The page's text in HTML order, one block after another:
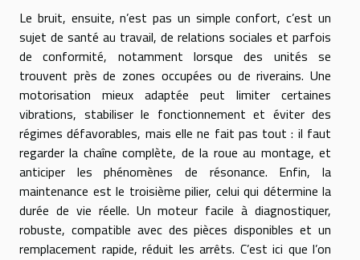
Le bruit, ensuite, n’est pas un simple confort, c’est un
sujet de santé au travail, de relations sociales et parfois
de conformité, notamment lorsque des unités se
trouvent près de zones occupées ou de riverains. Une
motorisation mieux adaptée peut limiter certaines
vibrations, stabiliser le fonctionnement et éviter des
régimes défavorables, mais elle ne fait pas tout : il faut
regarder la chaîne complète, de la roue au montage, et
anticiper les phénomènes de résonance. Enfin, la
maintenance est le troisième pilier, celui qui détermine la
durée de vie réelle. Un moteur facile à diagnostiquer,
robuste, compatible avec des pièces disponibles et un
remplacement rapide, réduit les arrêts. C’est ici que l’on